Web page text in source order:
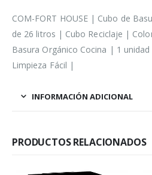
COM-FORT HOUSE | Cubo de
de 26 litros | Cubo Reciclaje |
Basura Orgánico Cocina | 1
Limpieza Fácil |
INFORMACIÓN ADICIONAL
PRODUCTOS RELACIONADOS